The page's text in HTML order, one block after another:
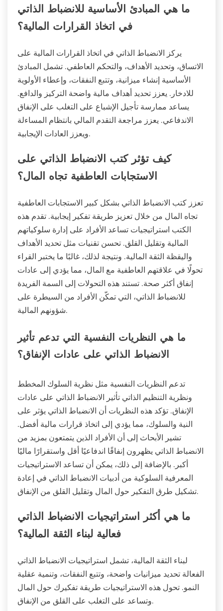
ما هي المبادئ الأساسية للانضباط الذاتي
في اتخاذ القرارات المالية؟
يركز الانضباط الذاتي في اتخاذ القرارات المالية على
الاتساق، وتحديد الأهداف، والتحكم العاطفي. تشمل المبادئ
الأساسية إنشاء ميزانية، وتتبع النفقات، وإعطاء الأولوية
للادخار. يعزز تحديد أهداف مالية واضحة التركيز والدافع.
يساعد ممارسة تأجيل الإشباع على التغلب على الإنفاق
الاندفاعي. يعزز مراجعة التقدم المالي بانتظام المساءلة
ويعزز العادات الإيجابية.
كيف تؤثر كتب الانضباط الذاتي على
الاستجابات العاطفية تجاه المال؟
تعزز كتب الانضباط الذاتي بشكل كبير الاستجابات العاطفية
تجاه المال من خلال تعزيز طريقة تفكير إيجابية. تقدم هذه
الكتب استراتيجيات تساعد الأفراد على إدارة سلوكياتهم
المالية وتقليل القلق. تحسن تقنيات مثل تحديد الأهداف
واليقظة الثقة المالية. ونتيجة لذلك، غالبًا ما يختبر القراء
تحولًا في علاقتهم العاطفية مع المال، مما يؤدي إلى عادات
إنفاق أكثر صحة. تستند هذه التحولات إلى السمة الفريدة
للانضباط الذاتي، التي تمكّن الأفراد من السيطرة على
شؤونهم المالية.
ما هي النظريات النفسية التي تدعم تأثير
الانضباط الذاتي على عادات الإنفاق؟
تدعم النظريات النفسية مثل نظرية السلوك المخطط
ونظرية التنظيم الذاتي تأثير الانضباط الذاتي على عادات
الإنفاق. تؤكد هذه النظريات أن الانضباط الذاتي يؤثر على
النية والسلوك، مما يؤدي إلى اتخاذ قرارات مالية أفضل.
تشير الأبحاث إلى أن الأفراد الذين يتمتعون بمزيد من
الانضباط الذاتي يظهرون إنفاقًا اندفاعيًا أقل واستقرارًا ماليًا
أكبر. بالإضافة إلى ذلك، يمكن أن تساعد الاستراتيجيات
المعرفية السلوكية من أدبيات الانضباط الذاتي في إعادة
تشكيل طرق التفكير حول المال وتقليل القلق من الإنفاق.
ما هي أكثر استراتيجيات الانضباط الذاتي
فعالية لبناء الثقة المالية؟
لبناء الثقة المالية، تشمل استراتيجيات الانضباط الذاتي
الفعالة تحديد ميزانيات واضحة، وتتبع النفقات، وتنمية عقلية
النمو. تحول هذه الاستراتيجيات طريقة تفكيرك حول المال
وتساعد على التغلب على القلق من الإنفاق.